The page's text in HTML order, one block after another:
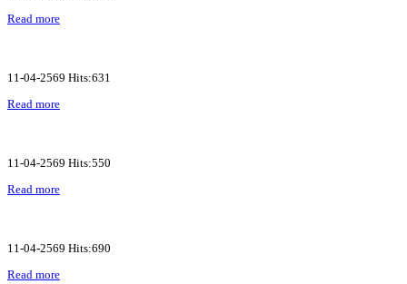
Read more
11-04-2569 Hits:631
Read more
11-04-2569 Hits:550
Read more
11-04-2569 Hits:690
Read more